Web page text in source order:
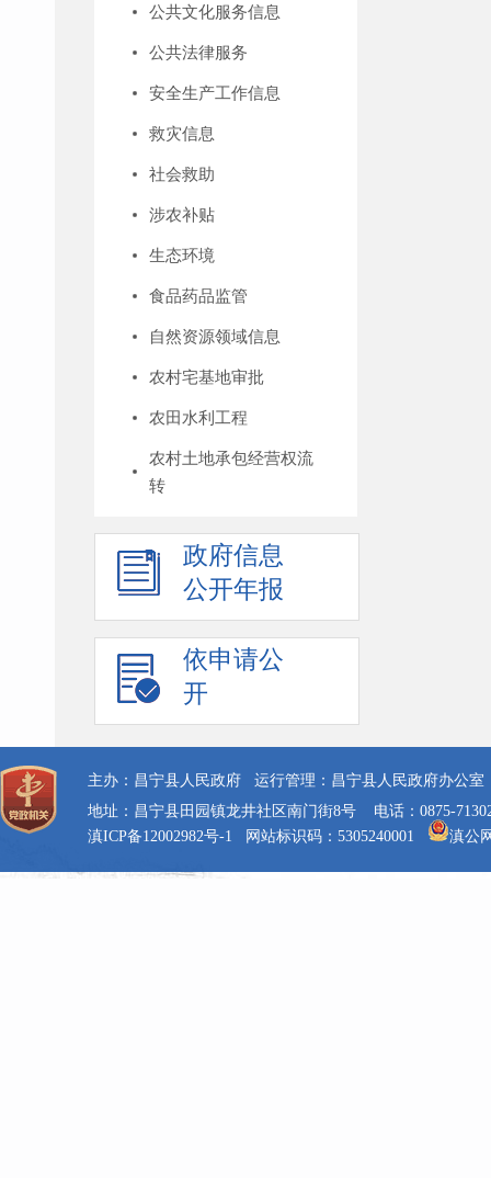
公共文化服务信息
公共法律服务
安全生产工作信息
救灾信息
社会救助
涉农补贴
生态环境
食品药品监管
自然资源领域信息
农村宅基地审批
农田水利工程
农村土地承包经营权流
转
政府信息
公开年报
依申请公
开